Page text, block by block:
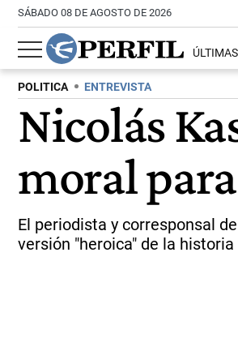
SÁBADO 08 DE AGOSTO DE 2026
POLITICA ENTREVISTA
Nicolás
moral
El periodista y corresponsal
versión "heroica" de la